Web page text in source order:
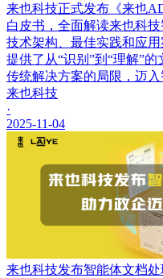
来也科技正式发布《来也
白皮书，全面解读来也科
技术架构、最佳实践和应
提供了从“识别”到“理解”
传统解决方案的局限，迈入
来也科技
·
2025-11-04
来也科技发布智能体文档